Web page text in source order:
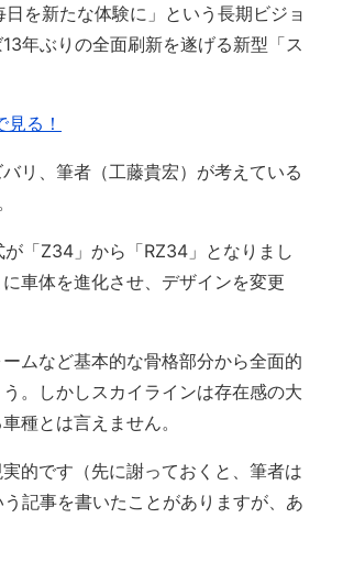
を新たな体験に」という長期ビジョ
年ぶりの全面刷新を遂げる新型「ス
る！
リ、筆者（工藤貴宏）が考えている
「Z34」から「RZ34」となりまし
車体を進化させ、デザインを変更
ムなど基本的な骨格部分から全面的
。しかしスカイラインは存在感の大
種とは言えません。
的です（先に謝っておくと、筆者は
記事を書いたことがありますが、あ